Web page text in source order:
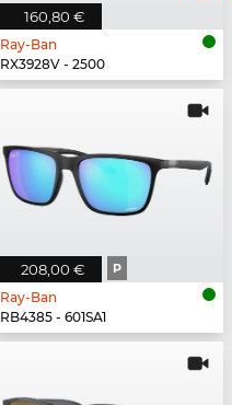
160,80 €
Ray-Ban
RX3928V - 2500
208,00 € P
Ray-Ban
RB4385 - 601SA1